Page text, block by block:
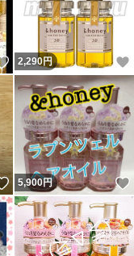
いいね！
2,290円
いいね！
5,900円